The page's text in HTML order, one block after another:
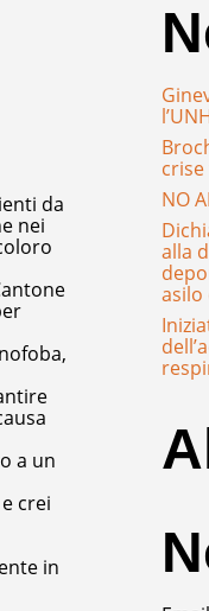
da
nei
a un
crei
in
NO
alla